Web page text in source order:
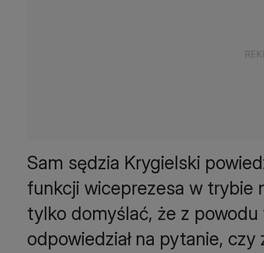
Sam sędzia Krygielski
funkcji wiceprezesa w
tylko domyślać, że z powodu
odpowiedział na pytanie,